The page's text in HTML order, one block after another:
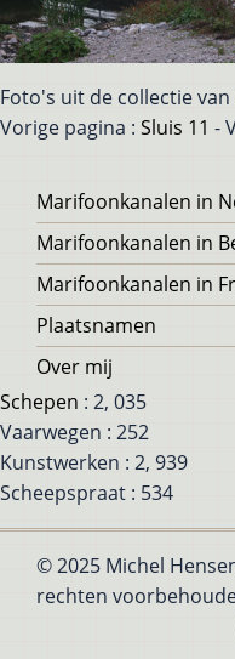
Foto's uit de collectie
Vorige pagina : Sluis 11 -
Voet
Marifoonkanalen in
Marifoonkanalen in
Marifoonkanalen in
Plaatsnamen
Over mij
Schepen : 2, 035
Vaarwegen : 252
Kunstwerken : 2, 939
Scheepspraat : 534
© 2025 Michel
rechten